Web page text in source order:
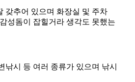
갖추어 있으며 화장실 및 주차
성돔이 잡힐거라 생각도 못했는
시 등 여러 종류가 있으며 낚시